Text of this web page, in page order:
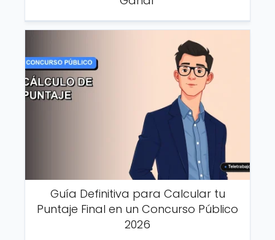
Guía Definitiva para Calcular tu
Puntaje Final en un Concurso Público
2026